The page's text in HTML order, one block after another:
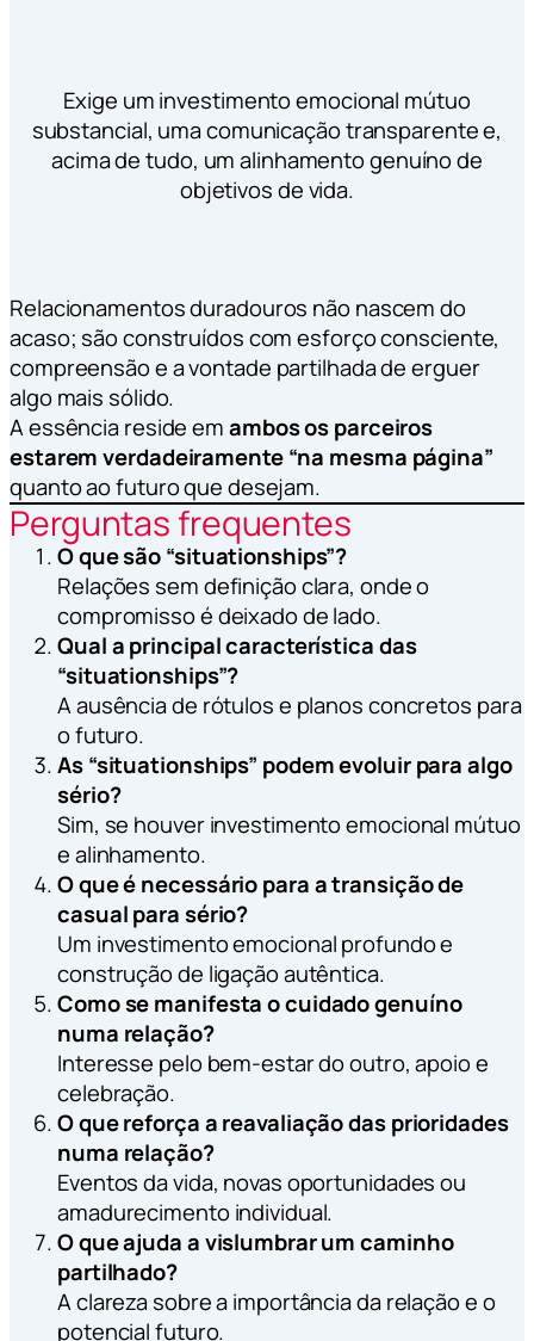
Exige um investimento emocional mútuo
substancial, uma comunicação transparente e,
acima de tudo, um alinhamento genuíno de
objetivos de vida.
Relacionamentos duradouros não nascem do
acaso; são construídos com esforço consciente,
compreensão e a vontade partilhada de erguer
algo mais sólido.
A essência reside emambos os parceiros
estarem verdadeiramente “na mesma página”
quanto ao futuro que desejam.
Perguntas frequentes
O que são “situationships”?
Relações sem definição clara, onde o
compromisso é deixado de lado.
Qual a principal característica das
“situationships”?
A ausência de rótulos e planos concretos para
o futuro.
As “situationships” podem evoluir para algo
sério?
Sim, se houver investimento emocional mútuo
e alinhamento.
O que é necessário para a transição de
casual para sério?
Um investimento emocional profundo e
construção de ligação autêntica.
Como se manifesta o cuidado genuíno
numa relação?
Interesse pelo bem-estar do outro, apoio e
celebração.
O que reforça a reavaliação das prioridades
numa relação?
Eventos da vida, novas oportunidades ou
amadurecimento individual.
O que ajuda a vislumbrar um caminho
partilhado?
A clareza sobre a importância da relação e o
potencial futuro.